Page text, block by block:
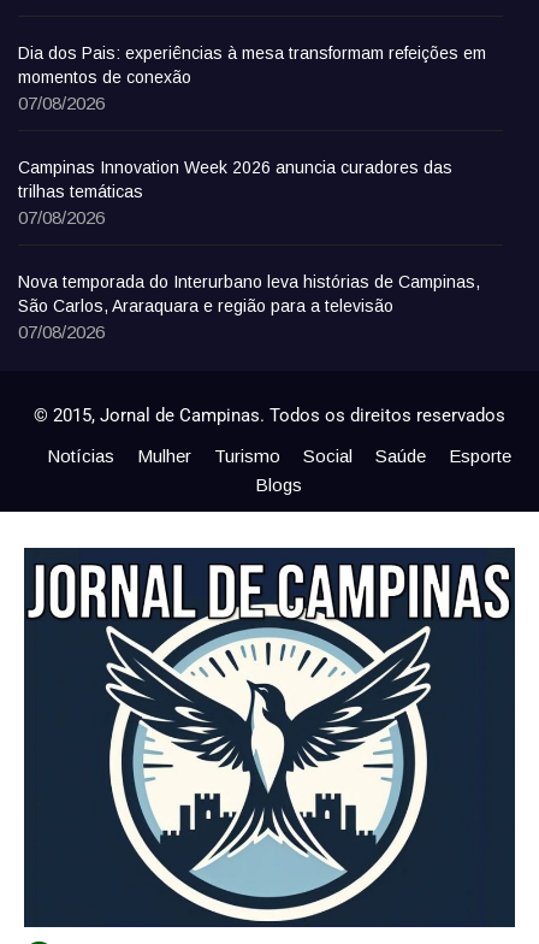
Dia dos Pais: experiências à mesa transformam refeições em
momentos de conexão
07/08/2026
Campinas Innovation Week 2026 anuncia curadores das
trilhas temáticas
07/08/2026
Nova temporada do Interurbano leva histórias de Campinas,
São Carlos, Araraquara e região para a televisão
07/08/2026
© 2015, Jornal de Campinas. Todos os direitos reservados
Notícias Mulher Turismo Social Saúde
Esporte
Blogs